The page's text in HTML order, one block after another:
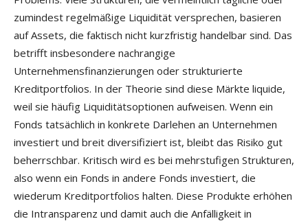
zumindest regelmäßige Liquidität versprechen, basieren
auf Assets, die faktisch nicht kurzfristig handelbar sind. Das
betrifft insbesondere nachrangige
Unternehmensfinanzierungen oder strukturierte
Kreditportfolios. In der Theorie sind diese Märkte liquide,
weil sie häufig Liquiditätsoptionen aufweisen. Wenn ein
Fonds tatsächlich in konkrete Darlehen an Unternehmen
investiert und breit diversifiziert ist, bleibt das Risiko gut
beherrschbar. Kritisch wird es bei mehrstufigen Strukturen,
also wenn ein Fonds in andere Fonds investiert, die
wiederum Kreditportfolios halten. Diese Produkte erhöhen
die Intransparenz und damit auch die Anfälligkeit in